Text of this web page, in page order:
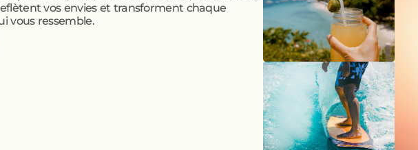
vos envies et transforment chaque
vous ressemble.